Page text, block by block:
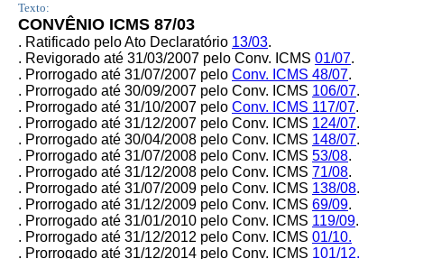
Texto:
CONVÊNIO ICMS 87/03
. Ratificado pelo Ato Declaratório 13/03.
. Revigorado até 31/03/2007 pelo Conv. ICMS 01/07.
. Prorrogado até 31/07/2007 pelo Conv. ICMS 48/07.
. Prorrogado até 30/09/2007 pelo Conv. ICMS 106/07.
. Prorrogado até 31/10/2007 pelo Conv. ICMS 117/07.
. Prorrogado até 31/12/2007 pelo Conv. ICMS 124/07.
. Prorrogado até 30/04/2008 pelo Conv. ICMS 148/07.
. Prorrogado até 31/07/2008 pelo Conv. ICMS 53/08.
. Prorrogado até 31/12/2008 pelo Conv. ICMS 71/08.
. Prorrogado até 31/07/2009 pelo Conv. ICMS 138/08.
. Prorrogado até 31/12/2009 pelo Conv. ICMS 69/09.
. Prorrogado até 31/01/2010 pelo Conv. ICMS 119/09.
. Prorrogado até 31/12/2012 pelo Conv. ICMS 01/10.
. Prorrogado até 31/12/2014 pelo Conv. ICMS 101/12.